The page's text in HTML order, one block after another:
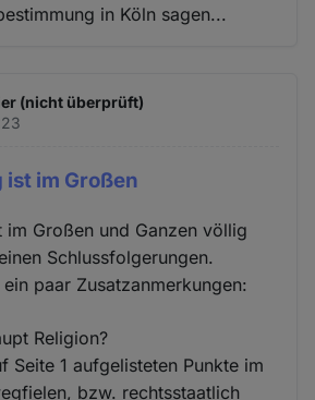
in Köln sagen...
(nicht überprüft)
ist im Großen
im Großen und Ganzen völlig
Schlussfolgerungen.
paar Zusatzanmerkungen:
Religion?
Seite 1 aufgelisteten Punkte im
bzw. rechtsstaatlich